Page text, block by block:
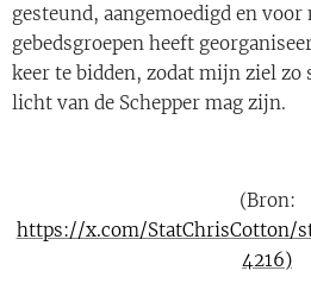
gesteund, aangemoedigd en
gebedsgroepen heeft
keer te bidden, zodat mijn ziel
licht van de Schepper mag zijn.
(Bron:
https://x.com/StatChrisCotton/
4216)